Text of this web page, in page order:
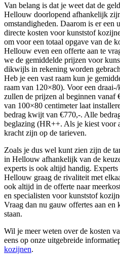
Van belang is dat je weet dat de
Hellouw doorlopend afhankelijk
omstandigheden. Daarom is er een
directe kosten voor kunststof
om voor een totaal opgave van de
Hellouw even een offerte aan te
we de gemiddelde prijzen voor
dikwijls in rekening worden
Heb je een vast raam kun je
raam van 120×80). Voor een
zullen de prijzen al beginnen vanaf
van 100×80 centimeter laat
bedrag kwijt van €770,-. Alle
beglazing (HR++. Als je kiest voor
kracht zijn op de tarieven.
Zoals je dus wel kunt zien zijn de
in Hellouw afhankelijk van de
experts is ook altijd handig.
Hellouw graag de rivaliteit met
ook altijd in de offerte naar
en specialisten voor kunststof
Vraag dan nu gauw offertes aan en
staan.
Wil je meer weten over de kosten
eens op onze uitgebreide
kozijnen.